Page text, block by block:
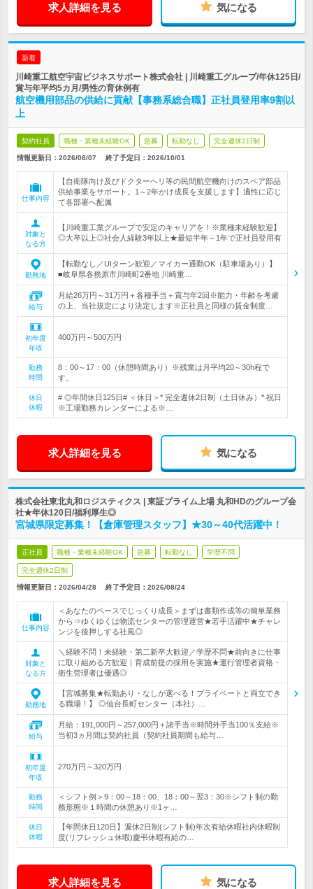
求人詳細を見る 気になる
新着
川崎重工航空宇宙ビジネスサポート株式会社 | 川崎重工グループ/年休125日/
賞与年平均5カ月/男性の育休例有
航空機用部品の供給に貢献【事務系総合職】正社員登用率9割以
上
契約社員 職種・業種未経験OK 急募 転勤なし 完全週休2日制
情報更新日：2026/08/07 終了予定日： 2026/10/01
仕事内容
【自衛隊向け及びドクターヘリ等の民間航空機向けのスペア部品
供給事業をサポート。1～2年かけ成長を支援します】適性に応じ
て各部署へ配属
対象と
なる方
【川崎重工業グループで安定のキャリアを！※業種未経験歓迎】
◎大卒以上◎社会人経験3年以上★最短半年～1年で正社員登用有
勤務地
【転勤なし／UIターン歓迎／マイカー通勤OK（駐車場あり）】
■岐阜県各務原市川崎町2番地 川崎重…
給与
月給26万円～31万円＋各種手当＋賞与年2回※能力・年齢を考慮
の上、当社規定により決定します※正社員と同様の賃金制度…
初年度
年収
400万円～500万円
勤務
時間
8：00～17：00（休憩時間あり）※残業は月平均20～30h程で
す。
休日
休暇
# ◎年間休日125日# ＜休日＞* 完全週休2日制（土日休み）* 祝日
※工場勤務カレンダーによる※…
求人詳細を見る 気になる
株式会社東北丸和ロジスティクス | 東証プライム上場 丸和HDのグループ会
社★年休120日/福利厚生◎
宮城県限定募集！【倉庫管理スタッフ】★30～40代活躍中！
正社員 職種・業種未経験OK 急募 転勤なし 学歴不問
完全週休2日制
情報更新日：2026/04/28 終了予定日： 2026/08/24
仕事内容
＜あなたのペースでじっくり成長＞まずは書類作成等の簡単業務
から⇒ゆくゆくは物流センターの管理運営★若手活躍中★チャレ
ンジを後押しする社風◎
対象と
なる方
＼経験不問！未経験・第二新卒大歓迎／学歴不問★前向きに仕事
に取り組める方歓迎｜育成前提の採用を実施★運行管理者資格・
衛生管理者は優遇◎
勤務地
【宮城募集★転勤あり・なしが選べる！プライベートと両立でき
る職場！】 ◎仙台長町センター（本社）…
給与
月給：191,000円～257,000円＋諸手当※時間外手当100％支給※
当初3ヵ月間は契約社員（契約社員期間も給与…
初年度
年収
270万円～320万円
勤務
時間
＜シフト例＞9：00～18：00、18：00～翌3：30※シフト制の勤
務形態※１時間の休憩あり※1ヶ…
休日
休暇
【年間休日120日】週休2日制(シフト制)年次有給休暇社内休暇制
度(リフレッシュ休暇)慶弔休暇有給の…
求人詳細を見る 気になる